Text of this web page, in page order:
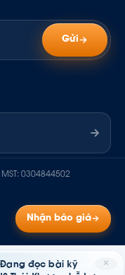
Gửi
MST: 0304844502
Nhận báo giá
✕
Đang đọc bài kỹ